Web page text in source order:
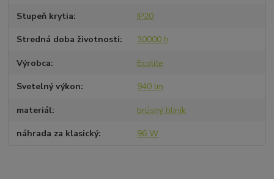
Stupeň krytia IP20
Stredná doba životnosti 30000 h
Výrobca Ecolite
Svetelný výkon 940 lm
materiál brúsný hliník
náhrada za klasický 96 W